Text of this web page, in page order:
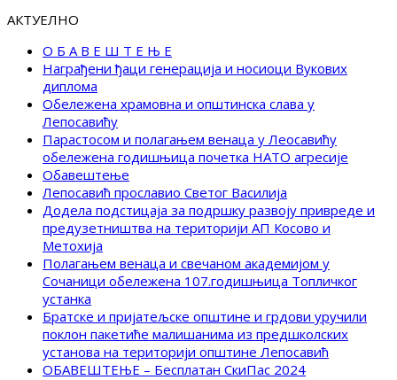
АКТУЕЛНО
О Б А В Е Ш Т Е Њ Е
Награђени ђаци генерација и носиоци Вукових
диплома
Обележена храмовна и општинска слава у
Лепосавићу
Парастосом и полагањем венаца у Леосавићу
обележена годишњица почетка НАТО агресије
Обавештење
Лепосавић прославио Светог Василија
Додела подстицаја за подршку развоју привреде и
предузетништва на територији АП Косово и
Метохија
Полагањем венаца и свечаном академијом у
Сочаници обележена 107.годишњица Топличког
устанка
Братске и пријатељске општине и грдови уручили
поклон пакетиће малишанима из предшколских
установа на територији општине Лепосавић
ОБАВЕШТЕЊЕ – Бесплатан СкиПас 2024